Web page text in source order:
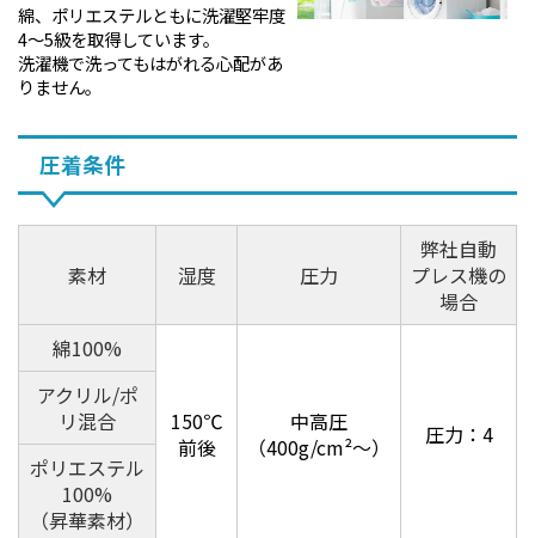
綿、ポリエステルともに洗濯堅牢度
4～5級を取得しています。
洗濯機で洗ってもはがれる心配があ
りません。
圧着条件
素材 湿度 圧力
弊社自動
プレス機の
場合
綿100%
150℃
前後
中高圧
（400g/cm²～）
圧力：4
アクリル/ポ
リ混合
ポリエステル
100%
（昇華素材）